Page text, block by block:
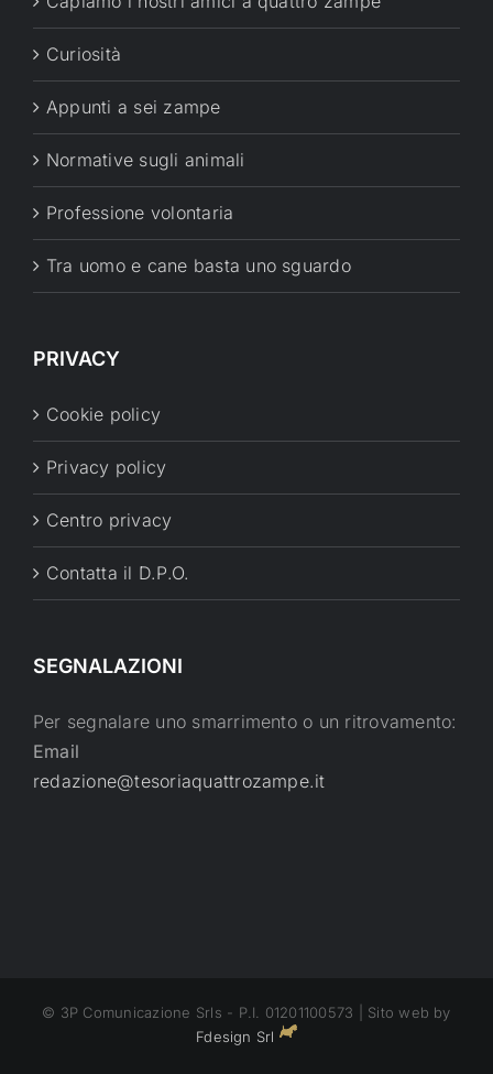
Curiosità
Appunti a sei zampe
Normative sugli animali
Professione volontaria
Tra uomo e cane basta uno sguardo
PRIVACY
Cookie policy
Privacy policy
Centro privacy
Contatta il D.P.O.
SEGNALAZIONI
Per segnalare uno smarrimento o un ritrovamento:
Email
redazione@tesoriaquattrozampe.it
© 3P Comunicazione Srls - P.I. 01201100573 | Sito web by
Fdesign Srl